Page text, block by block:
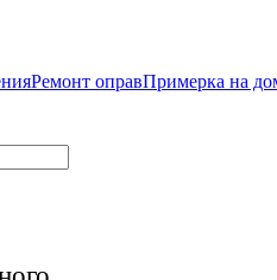
Ремонт оправПримерка на